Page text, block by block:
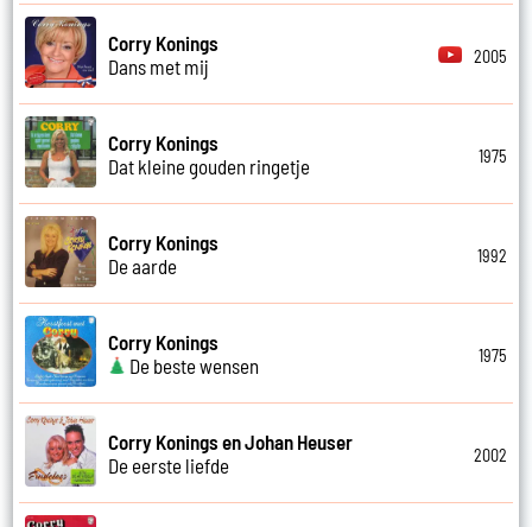
Corry Konings
Dans met mij
2005
Corry Konings
Dat kleine gouden ringetje
1975
Corry Konings
De aarde
1992
Corry Konings
De beste wensen
1975
Corry Konings en Johan Heuser
De eerste liefde
2002